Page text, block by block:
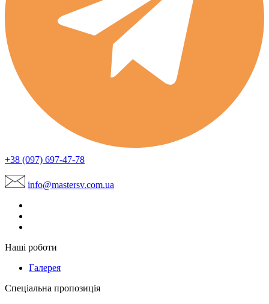
+38 (097) 697-47-78
info@mastersv.com.ua
Наші роботи
Галерея
Спеціальна пропозиція